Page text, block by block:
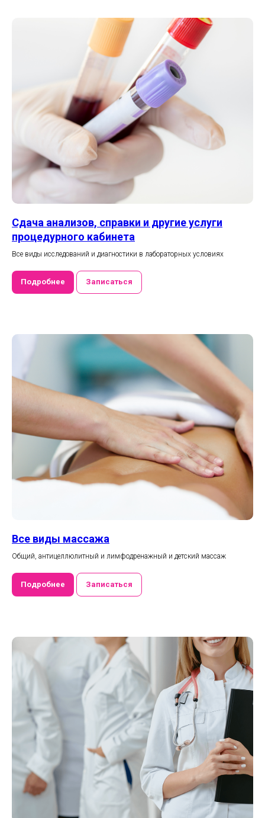
Сдача анализов, справки и другие услуги
процедурного кабинета
Все виды исследований и диагностики в лабораторных условиях
Подробнее Записаться
Все виды массажа
Общий, антицеллюлитный и лимфодренажный и детский массаж
Подробнее Записаться